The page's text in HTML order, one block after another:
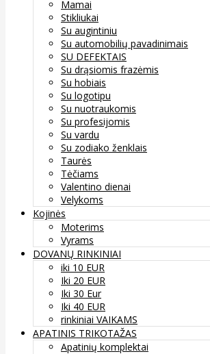
Mamai
Stikliukai
Su augintiniu
Su automobilių pavadinimais
SU DEFEKTAIS
Su drąsiomis frazėmis
Su hobiais
Su logotipu
Su nuotraukomis
Su profesijomis
Su vardu
Su zodiako ženklais
Taurės
Tėčiams
Valentino dienai
Velykoms
Kojinės
Moterims
Vyrams
DOVANŲ RINKINIAI
iki 10 EUR
Iki 20 EUR
Iki 30 Eur
Iki 40 EUR
rinkiniai VAIKAMS
APATINIS TRIKOTAŽAS
Apatinių komplektai